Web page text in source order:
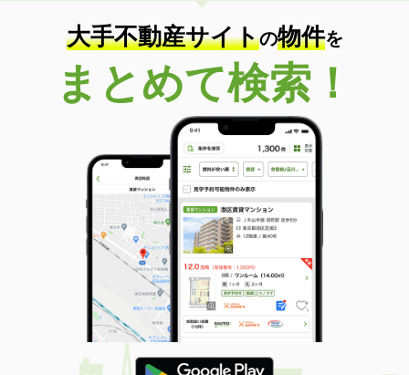
大手不動産サイトの物件を
まとめて検索！